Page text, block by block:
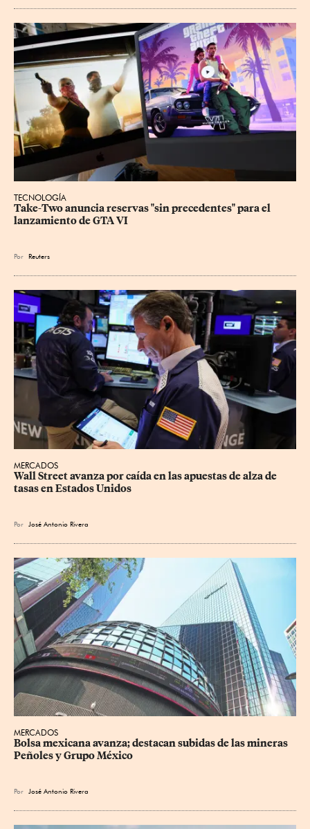
TECNOLOGÍA
Take-Two anuncia reservas "sin precedentes" para el
lanzamiento de GTA VI
Por Reuters
MERCADOS
Wall Street avanza por caída en las apuestas de alza de
tasas en Estados Unidos
Por José Antonio Rivera
MERCADOS
Bolsa mexicana avanza; destacan subidas de las mineras
Peñoles y Grupo México
Por José Antonio Rivera